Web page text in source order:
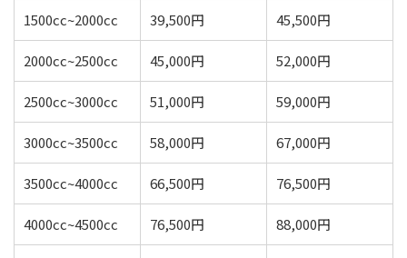
1500cc~2000cc 39,500円 45,500円
2000cc~2500cc 45,000円 52,000円
2500cc~3000cc 51,000円 59,000円
3000cc~3500cc 58,000円 67,000円
3500cc~4000cc 66,500円 76,500円
4000cc~4500cc 76,500円 88,000円